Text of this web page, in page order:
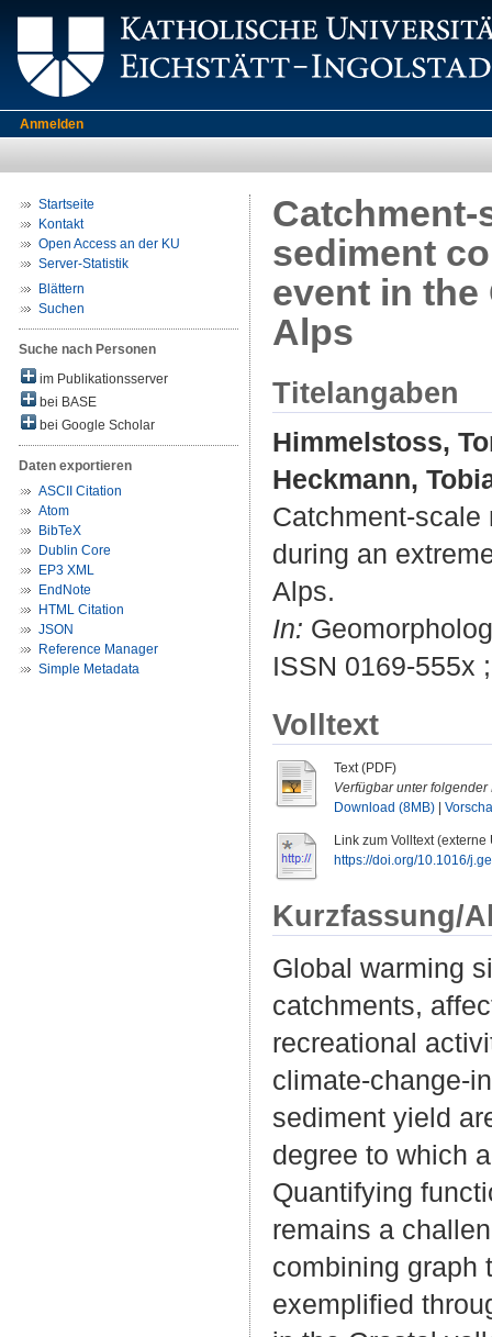
Anmelden
Startseite
Kontakt
Open Access an der KU
Server-Statistik
Blättern
Suchen
Suche nach Personen
im Publikationsserver
bei BASE
bei Google Scholar
Daten exportieren
ASCII Citation
Atom
BibTeX
Dublin Core
EP3 XML
EndNote
HTML Citation
JSON
Reference Manager
Simple Metadata
sediment
event in the
Alps
Titelangaben
Himmelstoss,
Heckmann,
Catchment-
during an
Alps.
In:
ISSN 0169-555x
Volltext
Text (PDF)
Verfügbar unter folgender
Download (8MB)
Link zum Volltext (externe
https://doi.org/10.1016/
Kurzfassung/
Global warming
catchments,
recreational
climate-change-
sediment yield
degree to which
Quantifying
remains a
combining graph
exemplified